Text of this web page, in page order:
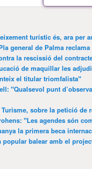
turístic és, ara per
general de Palma reclama
la rescissió del
de maquillar les
el titular triomfalista"
"Qualsevol punt
sobre la petició de
"Les agendes són
la primera beca
balear amb el